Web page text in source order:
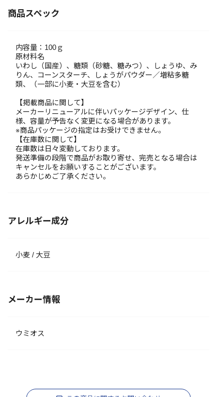
商品スペック
内容量：100ｇ
原材料名
いわし（国産）、糖類（砂糖、糖みつ）、しょうゆ、み
りん、コーンスターチ、しょうがパウダー／増粘多糖
類、（一部に小麦・大豆を含む）
【掲載商品に関して】
メーカーリニューアルに伴いパッケージデザイン、仕
様、容量が予告なく変更になる場合があります。
※商品パッケージの指定はお受けできません。
【在庫数に関して】
在庫数は日々変動しております。
発送準備の段階で商品がお取り寄せ、完売となる場合は
キャンセルをお願いすることがございます。
あらかじめご了承ください。
アレルギー成分
小麦 / 大豆
メーカー情報
ウミオス